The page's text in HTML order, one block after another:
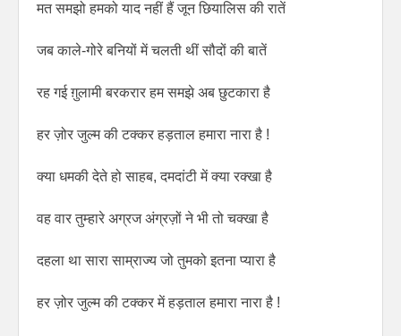
मत समझो हमको याद नहीं हैं जून छियालिस की रातें
जब काले-गोरे बनियों में चलती थीं सौदों की बातें
रह गई ग़ुलामी बरकरार हम समझे अब छुटकारा है
हर ज़ोर जुल्म की टक्कर हड़ताल हमारा नारा है !
क्या धमकी देते हो साहब, दमदांटी में क्या रक्खा है
वह वार तुम्हारे अग्रज अंग्रज़ों ने भी तो चक्खा है
दहला था सारा साम्राज्य जो तुमको इतना प्यारा है
हर ज़ोर जुल्म की टक्कर में हड़ताल हमारा नारा है !